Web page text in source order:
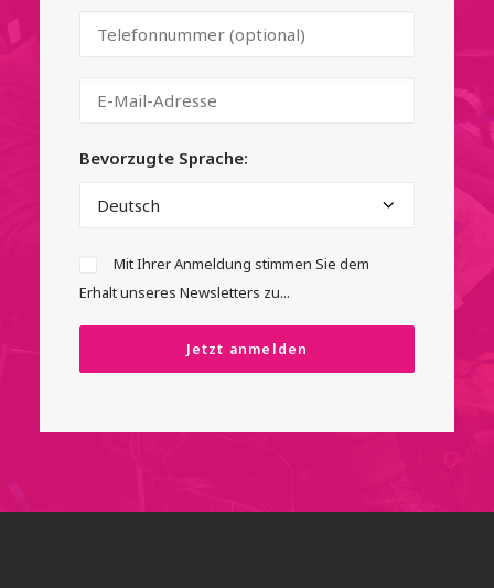
Bevorzugte Sprache:
Mit Ihrer Anmeldung stimmen Sie dem
Erhalt unseres Newsletters zu...